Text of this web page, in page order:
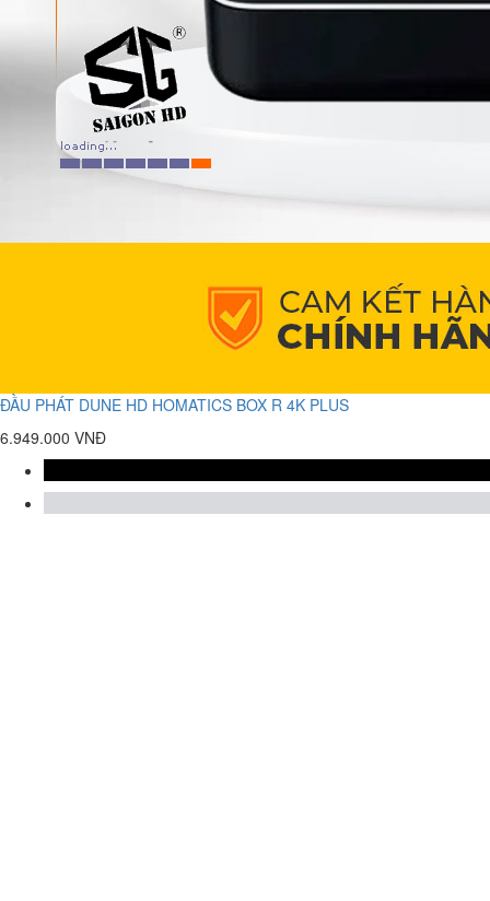
ĐẦU PHÁT DUNE HD HOMATICS BOX R 4K PLUS
6.949.000 VNĐ